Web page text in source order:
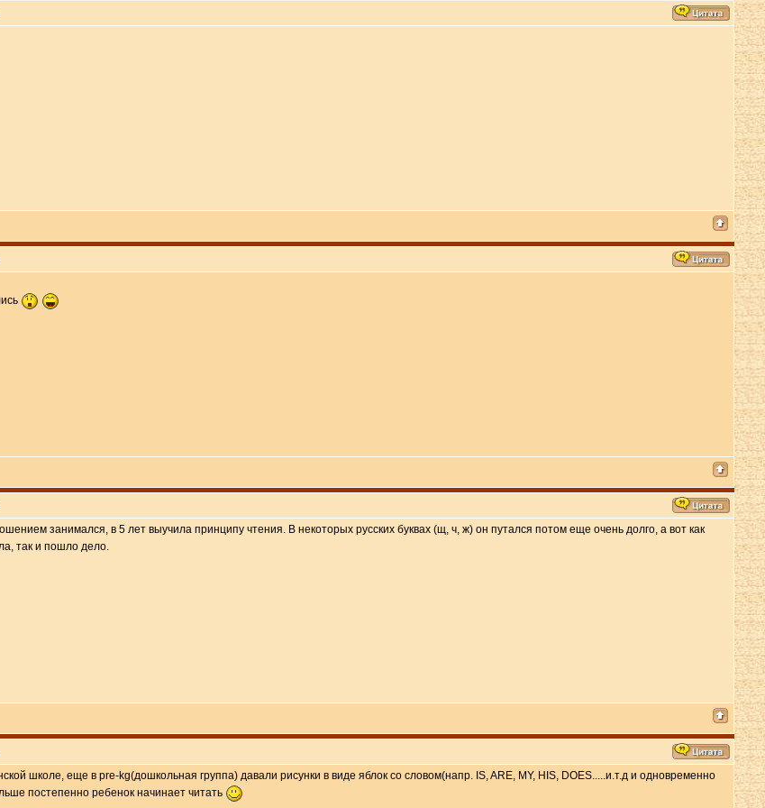
занимался, в 5 лет выучила принципу чтения. В некоторых русских буквах (щ, ч, ж) он путался потом еще очень долго, а вот как
так и пошло дело.
школе, еще в pre-kg(дошкольная группа) давали рисунки в виде яблок со словом(напр. IS, ARE, MY, HIS, DOES.....и.т.д и одновременно
постепенно ребенок начинает читать